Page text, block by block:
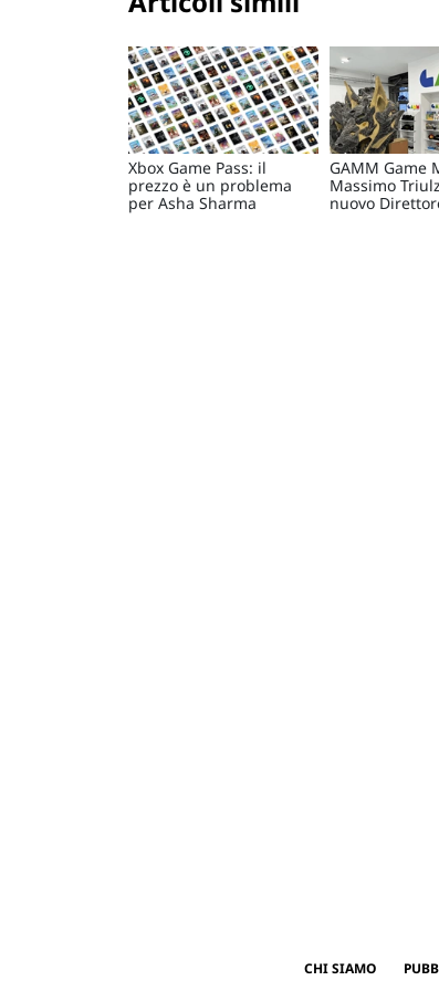
Xbox Game Pass: il
prezzo è un problema
per Asha Sharma
GAMM Game
Massimo
nuovo
CHI SIAMO